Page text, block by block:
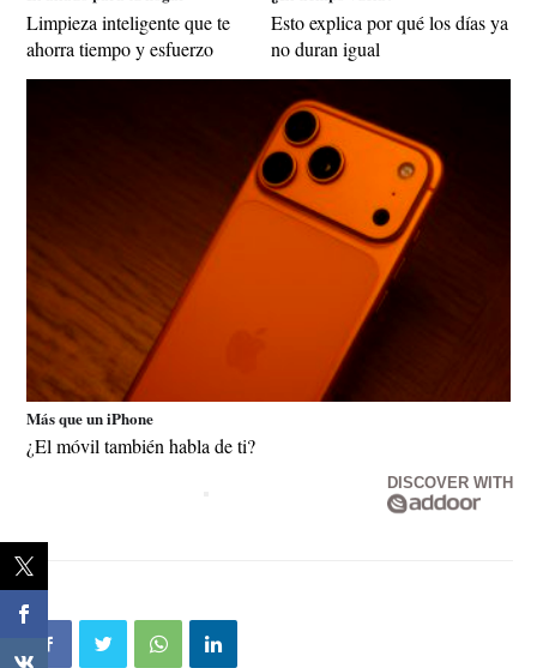
Limpieza inteligente que te
ahorra tiempo y esfuerzo
Esto explica por qué los días ya
no duran igual
Más que un iPhone
¿El móvil también habla de ti?
DISCOVER WITH